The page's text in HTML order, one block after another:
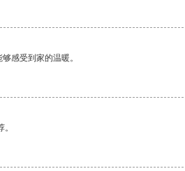
感受到家的温暖。